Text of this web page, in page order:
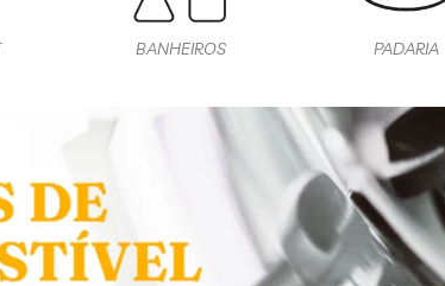
BANHEIROS PADARIA